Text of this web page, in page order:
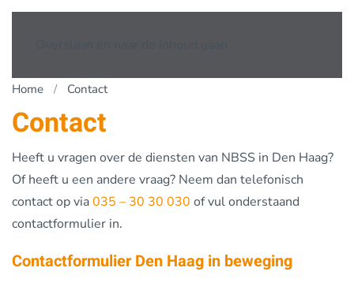
Home Contact
Contact
Heeft u vragen over de diensten van NBSS in Den Haag?
Of heeft u een andere vraag? Neem dan telefonisch
contact op via035 – 30 30 030 of vul onderstaand
contactformulier in.
Contactformulier Den Haag in beweging